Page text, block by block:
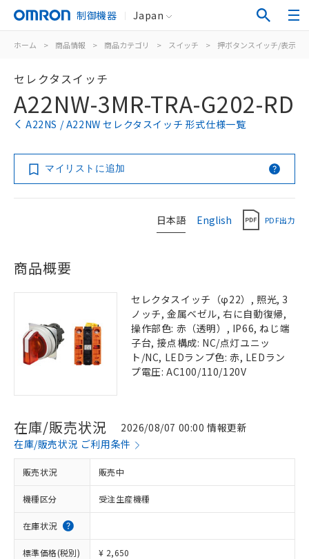
制御機器 Japan
ホーム > 商品情報 > 商品カテゴリ > スイッチ > 押ボタンスイッチ/表示灯
セレクタスイッチ
A22NW-3MR-TRA-G202-RD
A22NS / A22NW セレクタスイッチ 形式仕様一覧
マイリストに追加
日本語 English PDF出力
商品概要
セレクタスイッチ（φ22）, 照光, 3
ノッチ, 金属ベゼル, 右に自動復帰,
操作部色: 赤（透明）, IP66, ねじ端
子台, 接点構成: NC/点灯ユニッ
ト/NC, LEDランプ色: 赤, LEDラン
プ電圧: AC100/110/120V
在庫/販売状況
2026/08/07 00:00 情報更新
在庫/販売状況 ご利用条件
販売状況 販売中
機種区分 受注生産機種
在庫状況
標準価格(税別) ¥ 2,650